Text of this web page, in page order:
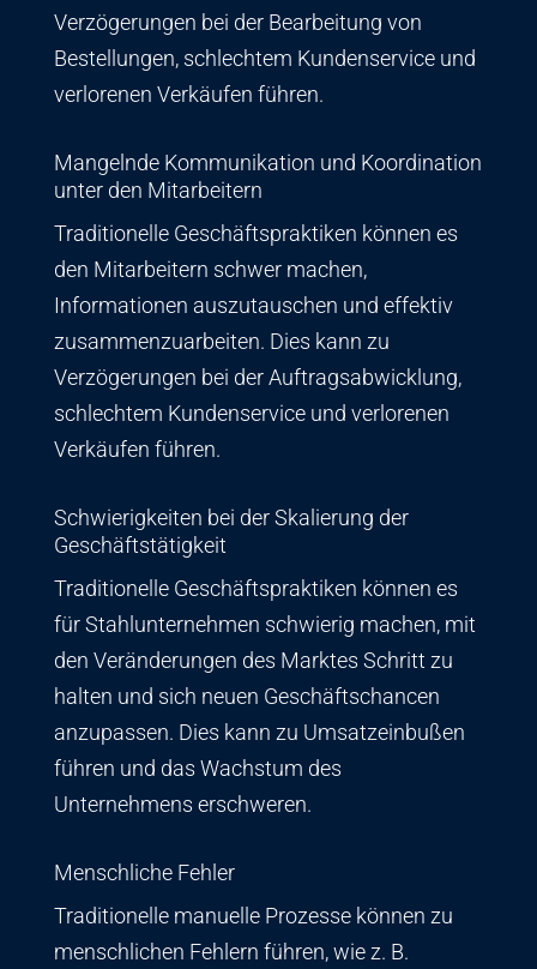
Verzögerungen bei der Bearbeitung von
Bestellungen, schlechtem Kundenservice und
verlorenen Verkäufen führen.
Mangelnde Kommunikation und Koordination
unter den Mitarbeitern
Traditionelle Geschäftspraktiken können es
den Mitarbeitern schwer machen,
Informationen auszutauschen und effektiv
zusammenzuarbeiten. Dies kann zu
Verzögerungen bei der Auftragsabwicklung,
schlechtem Kundenservice und verlorenen
Verkäufen führen.
Schwierigkeiten bei der Skalierung der
Geschäftstätigkeit
Traditionelle Geschäftspraktiken können es
für Stahlunternehmen schwierig machen, mit
den Veränderungen des Marktes Schritt zu
halten und sich neuen Geschäftschancen
anzupassen. Dies kann zu Umsatzeinbußen
führen und das Wachstum des
Unternehmens erschweren.
Menschliche Fehler
Traditionelle manuelle Prozesse können zu
menschlichen Fehlern führen, wie z. B.